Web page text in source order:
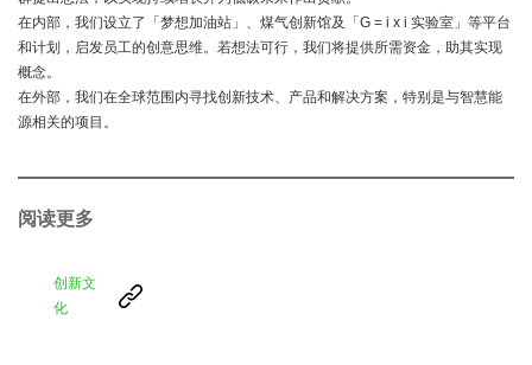
在内部，我们设立了「梦想加油站」、煤气创新馆及「G = i x i 实验室」等平台
和计划，启发员工的创意思维。若想法可行，我们将提供所需资金，助其实现
概念。
在外部，我们在全球范围内寻找创新技术、产品和解决方案，特别是与智慧能
源相关的项目。
阅读更多
创新文
化